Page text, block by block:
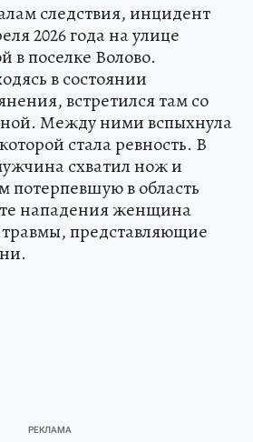
следствия, инцидент
2026 года на улице
поселке Волово.
в состоянии
встретился там со
Между ними вспыхнула
стала ревность. В
схватил нож и
потерпевшую в область
нападения женщина
представляющие